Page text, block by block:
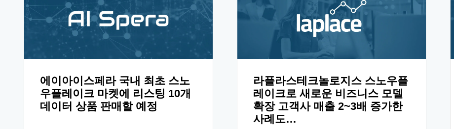
에이아이스페라 국내 최초 스노
우플레이크 마켓에 리스팅 10개
데이터 상품 판매할 예정
라플라스테크놀로지스 스노우플
레이크로 새로운 비즈니스 모델
확장 고객사 매출 2~3배 증가한
사례도…